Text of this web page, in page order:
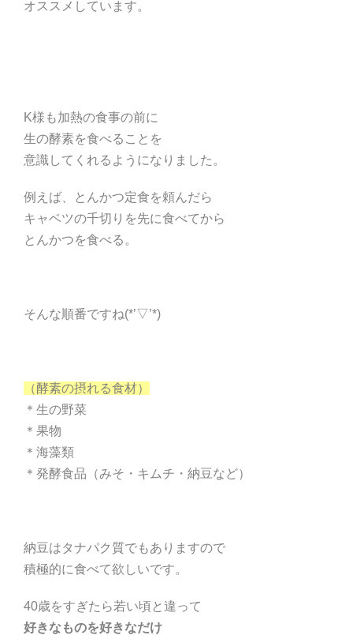
オススメしています。
K様も加熱の食事の前に
生の酵素を食べることを
意識してくれるようになりました。
例えば、とんかつ定食を頼んだら
キャベツの千切りを先に食べてから
とんかつを食べる。
そんな順番ですね(*’▽’*)
（酵素の摂れる食材）
＊生の野菜
＊果物
＊海藻類
＊発酵食品（みそ・キムチ・納豆など）
納豆はタナパク質でもありますので
積極的に食べて欲しいです。
40歳をすぎたら若い頃と違って
好きなものを好きなだけ